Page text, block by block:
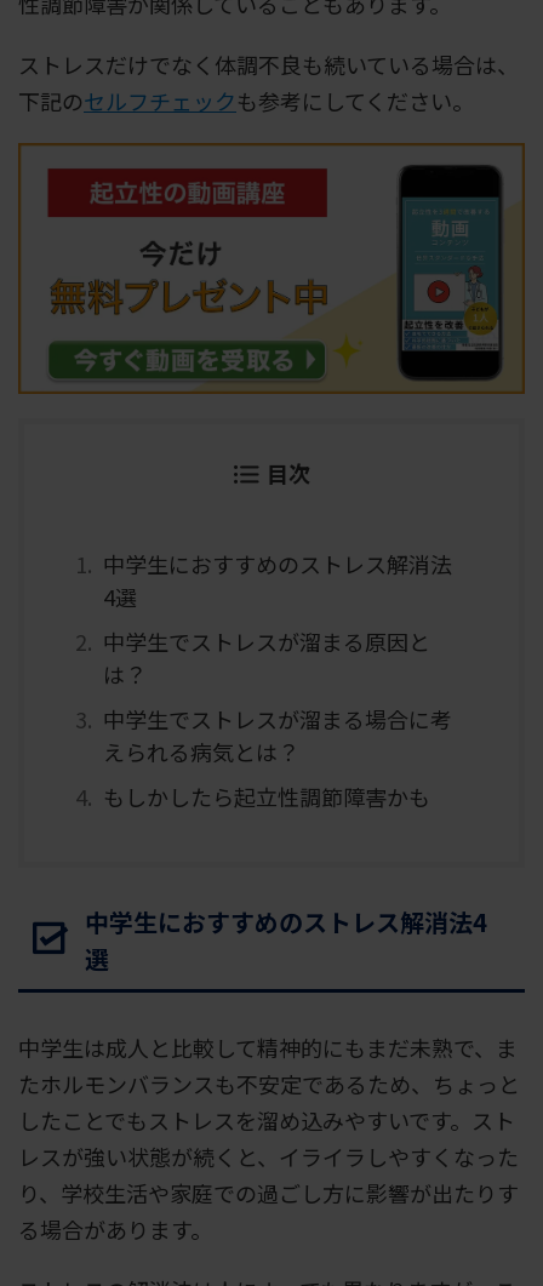
ストレスだけでなく体調不良も続いている場合は、
下記のセルフチェックも参考にしてください。
目次
中学生におすすめのストレス解消法
4選
中学生でストレスが溜まる原因と
は？
中学生でストレスが溜まる場合に考
えられる病気とは？
もしかしたら起立性調節障害かも
中学生におすすめのストレス解消法4
選
中学生は成人と比較して精神的にもまだ未熟で、ま
たホルモンバランスも不安定であるため、ちょっと
したことでもストレスを溜め込みやすいです。スト
レスが強い状態が続くと、イライラしやすくなった
り、学校生活や家庭での過ごし方に影響が出たりす
る場合があります。